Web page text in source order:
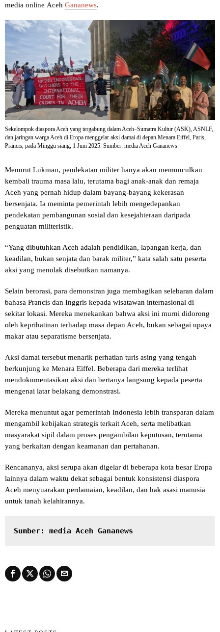
media online Aceh Gananews.
Sekelompok diaspora Aceh yang tergabung dalam Aceh–Sumatra Kultur (ASK), ASNLF,
dan jaringan warga Aceh di Eropa menggelar aksi damai di depan Menara Eiffel, Paris,
Prancis, pada Minggu siang, 1 Juni 2025. Sumber: media Aceh Gananews
Menurut Lukman, pendekatan militer hanya akan memunculkan
kembali trauma masa lalu, terutama bagi anak-anak dan remaja
Aceh yang pernah hidup dalam bayang-bayang kekerasan
bersenjata. Ia meminta pemerintah lebih mengedepankan
pendekatan pembangunan sosial dan kesejahteraan daripada
penguatan militeristik.
“Yang dibutuhkan Aceh adalah pendidikan, lapangan kerja, dan
keadilan, bukan senjata dan barak militer,” kata salah satu peserta
aksi yang menolak disebutkan namanya.
Selain berorasi, para demonstran juga membagikan selebaran dalam
bahasa Prancis dan Inggris kepada wisatawan internasional di
sekitar lokasi. Mereka menekankan bahwa aksi ini murni didorong
oleh keprihatinan terhadap masa depan Aceh, bukan sebagai upaya
makar atau separatisme bersenjata.
Aksi damai tersebut menarik perhatian turis asing yang tengah
berkunjung ke Menara Eiffel. Beberapa dari mereka terlihat
mendokumentasikan aksi dan bertanya langsung kepada peserta
mengenai latar belakang demonstrasi.
Mereka menuntut agar pemerintah Indonesia lebih transparan dalam
mengambil kebijakan strategis terkait Aceh, serta melibatkan
masyarakat sipil dalam proses pengambilan keputusan, terutama
yang berkaitan dengan keamanan dan pertahanan.
Rencananya, aksi serupa akan digelar di beberapa kota besar Eropa
lainnya dalam waktu dekat sebagai bentuk konsistensi diaspora
Aceh menyuarakan perdamaian, keadilan, dan hak asasi manusia
untuk tanah kelahirannya.
Sumber: media Aceh Gananews